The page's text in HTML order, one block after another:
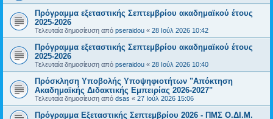
Πρόγραμμα εξεταστικής Σεπτεμβρίου ακαδημαϊκού έτους
2025-2026
Τελευταία δημοσίευση από pseraidou « 28 Ιούλ 2026 10:42
Πρόγραμμα εξεταστικής Σεπτεμβρίου ακαδημαϊκού έτους
2025-2026
Τελευταία δημοσίευση από pseraidou « 28 Ιούλ 2026 10:40
Πρόσκληση Υποβολής Υποψηφιοτήτων "Απόκτηση
Ακαδημαϊκής Διδακτικής Εμπειρίας 2026-2027"
Τελευταία δημοσίευση από dsas « 27 Ιούλ 2026 15:06
Πρόγραμμα Εξεταστικής Σεπτεμβρίου 2026 - ΠΜΣ Ο.ΔΙ.Μ.